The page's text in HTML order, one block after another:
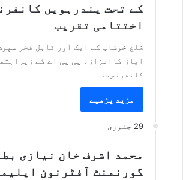
کے تحت پندرہویں
اختتامی تقریب
ضلع خوشاب کے ایک اور قابل فخر
ایاز کااعزاز، پی پی اے کے
کانفرنس…
مزید پڑھیے
29 جنوری
محمد اشرف خان نیازی
گورنمنٹ آفٹرنون